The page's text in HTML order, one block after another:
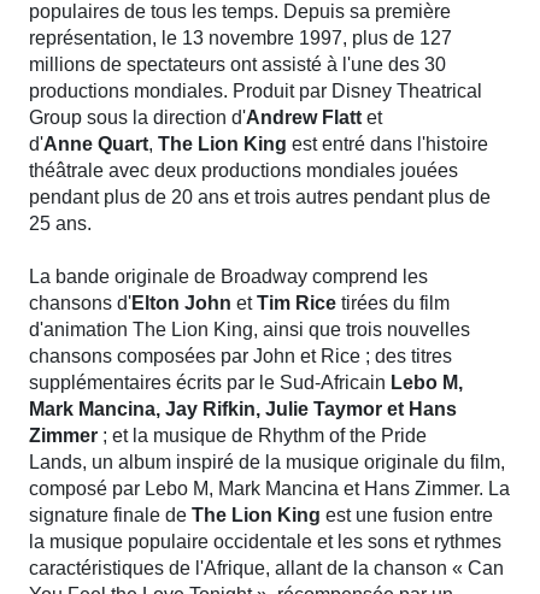
populaires de tous les temps. Depuis sa première
représentation, le 13 novembre 1997, plus de 127
millions de spectateurs ont assisté à l'une des 30
productions mondiales. Produit par Disney Theatrical
Group sous la direction d'Andrew Flatt et
d'Anne Quart, The Lion King est entré dans l'histoire
théâtrale avec deux productions mondiales jouées
pendant plus de 20 ans et trois autres pendant plus de
25 ans.
La bande originale de Broadway comprend les
chansons d'Elton John etTim Rice tirées du film
d'animation The Lion King, ainsi que trois nouvelles
chansons composées par John et Rice ; des titres
supplémentaires écrits par le Sud-Africain Lebo M,
Mark Mancina, Jay Rifkin, Julie Taymor et Hans
Zimmer ; et la musique de Rhythm of the Pride
Lands, un album inspiré de la musique originale du film,
composé par Lebo M, Mark Mancina et Hans Zimmer. La
signature finale de The Lion King est une fusion entre
la musique populaire occidentale et les sons et rythmes
caractéristiques de l'Afrique, allant de la chanson « Can